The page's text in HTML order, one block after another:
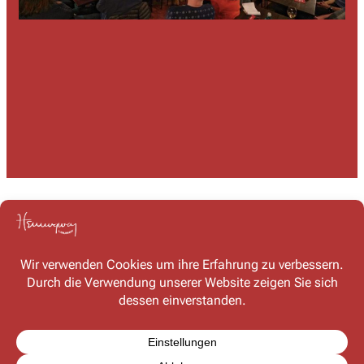
Kontakt
Haben Sie Fragen oder möchten Sie mit uns in Kontakt
treten? Schreiben Sie uns – wir freuen uns auf Ihre
Kontaktformular
FAQ